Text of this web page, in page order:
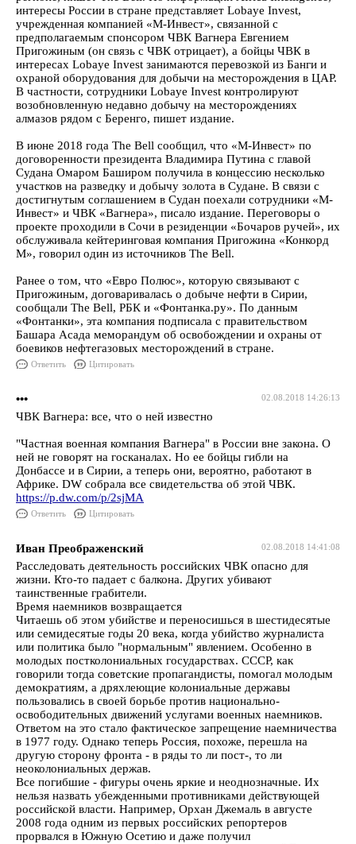
интересы России в стране представляет Lobaye Invest,
учрежденная компанией «М-Инвест», связанной с
предполагаемым спонсором ЧВК Вагнера Евгением
Пригожиным (он связь с ЧВК отрицает), а бойцы ЧВК в
интересах Lobaye Invest занимаются перевозкой из Банги и
охраной оборудования для добычи на месторождения в ЦАР.
В частности, сотрудники Lobaye Invest контролируют
возобновленную недавно добычу на месторождениях
алмазов рядом с Беренго, пишет издание.
В июне 2018 года The Bell сообщил, что «М-Инвест» по
договоренности президента Владимира Путина с главой
Судана Омаром Баширом получила в концессию несколько
участков на разведку и добычу золота в Судане. В связи с
достигнутым соглашением в Судан поехали сотрудники «М-
Инвест» и ЧВК «Вагнера», писало издание. Переговоры о
проекте проходили в Сочи в резиденции «Бочаров ручей», их
обслуживала кейтеринговая компания Пригожина «Конкорд
М», говорил один из источников The Bell.
Ранее о том, что «Евро Полюс», которую связывают с
Пригожиным, договаривалась о добыче нефти в Сирии,
сообщали The Bell, РБК и «Фонтанка.ру». По данным
«Фонтанки», эта компания подписала с правительством
Башара Асада меморандум об освобождении и охраны от
боевиков нефтегазовых месторождений в стране.
Ответить Цитировать
02.08.2018 14:26:13
•••
ЧВК Вагнера: все, что о ней известно
"Частная военная компания Вагнера" в России вне закона. О
ней не говорят на госканалах. Но ее бойцы гибли на
Донбассе и в Сирии, а теперь они, вероятно, работают в
Африке. DW собрала все свидетельства об этой ЧВК.
https://p.dw.com/p/2sjMA
Ответить Цитировать
02.08.2018 14:41:08
Иван Преображенский
Расследовать деятельность российских ЧВК опасно для
жизни. Кто-то падает с балкона. Других убивают
таинственные грабители.
Время наемников возвращается
Читаешь об этом убийстве и переносишься в шестидесятые
или семидесятые годы 20 века, когда убийство журналиста
или политика было "нормальным" явлением. Особенно в
молодых постколониальных государствах. СССР, как
говорили тогда советские пропагандисты, помогал молодым
демократиям, а дряхлеющие колониальные державы
пользовались в своей борьбе против национально-
освободительных движений услугами военных наемников.
Ответом на это стало фактическое запрещение наемничества
в 1977 году. Однако теперь Россия, похоже, перешла на
другую сторону фронта - в ряды то ли пост-, то ли
неоколониальных держав.
Все погибшие - фигуры очень яркие и неоднозначные. Их
нельзя назвать убежденными противниками действующей
российской власти. Например, Орхан Джемаль в августе
2008 года одним из первых российских репортеров
прорвался в Южную Осетию и даже получил